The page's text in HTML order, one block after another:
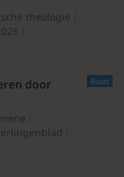
theologie
Basis
door